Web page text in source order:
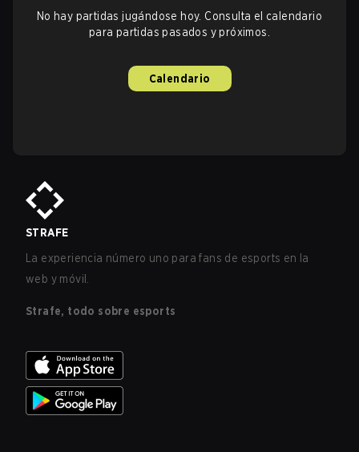
No hay partidas jugándose hoy. Consulta el calendario
para partidas pasados y próximos.
Calendario
STRAFE
La experiencia número uno para fans de esports en la
web y móvil.
Strafe, todo sobre esports